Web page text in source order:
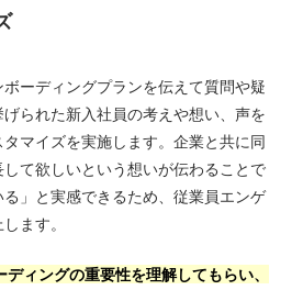
ーディングプランを伝えて質問や疑
られた新入社員の考えや想い、声を
マイズを実施します。企業と共に同
て欲しいという想いが伝わることで
る」と実感できるため、従業員エンゲ
ます。
ィングの重要性を理解してもらい、